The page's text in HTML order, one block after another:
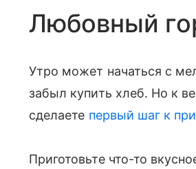
Любовный
Утро может начаться с
забыл купить хлеб. Но к
сделаете первый шаг к
Приготовьте что-то